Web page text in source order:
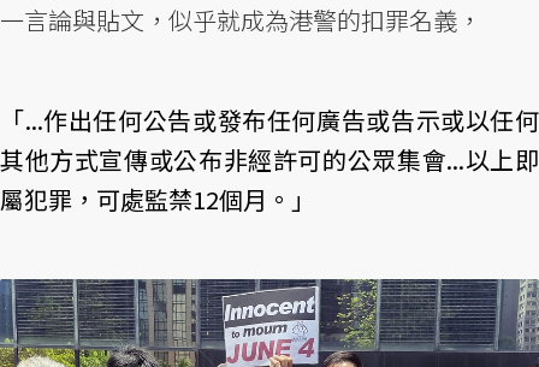
一言論與貼文，似乎就成為港警的扣罪名義，
「...作出任何公告或發布任何廣告或告示或以任何
其他方式宣傳或公布非經許可的公眾集會...以上即
屬犯罪，可處監禁12個月。」